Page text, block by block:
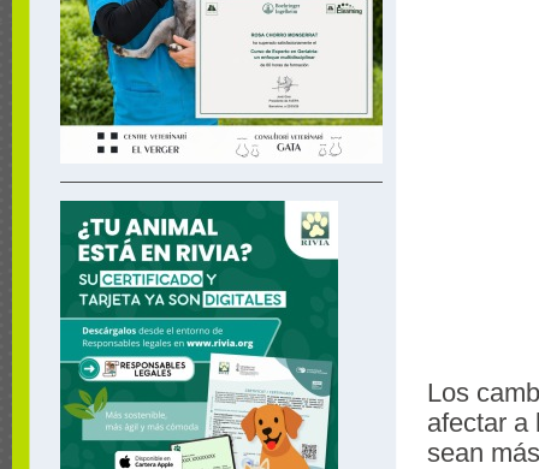
Los
afectar a
sean